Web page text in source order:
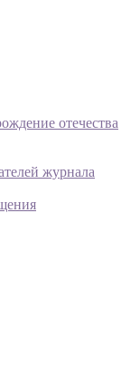
отечества
журнала